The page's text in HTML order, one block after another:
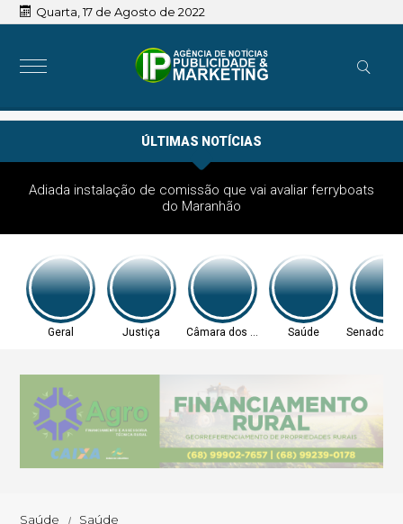
Quarta, 17 de Agosto de 2022
ÚLTIMAS NOTÍCIAS
Adiada instalação de comissão que vai avaliar ferryboats
do Maranhão
Geral Justiça Câmara dos DeputadosSaúde Senado
Saúde Saúde